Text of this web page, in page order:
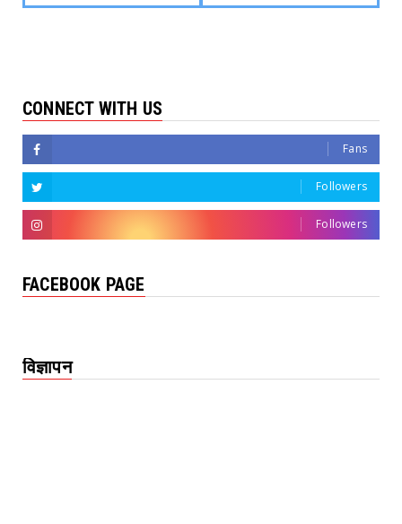
CONNECT WITH US
Fans
Followers
Followers
FACEBOOK PAGE
विज्ञापन